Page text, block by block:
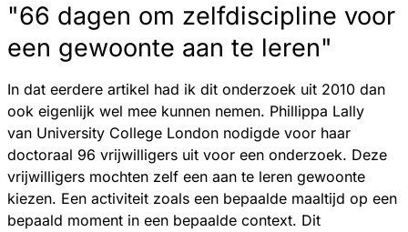
"66 dagen om zelfdiscipline voor
een gewoonte aan te leren"
In dat eerdere artikel had ik dit onderzoek uit 2010 dan
ook eigenlijk wel mee kunnen nemen. Phillippa Lally
van University College London nodigde voor haar
doctoraal 96 vrijwilligers uit voor een onderzoek. Deze
vrijwilligers mochten zelf een aan te leren gewoonte
kiezen. Een activiteit zoals een bepaalde maaltijd op een
bepaald moment in een bepaalde context. Dit